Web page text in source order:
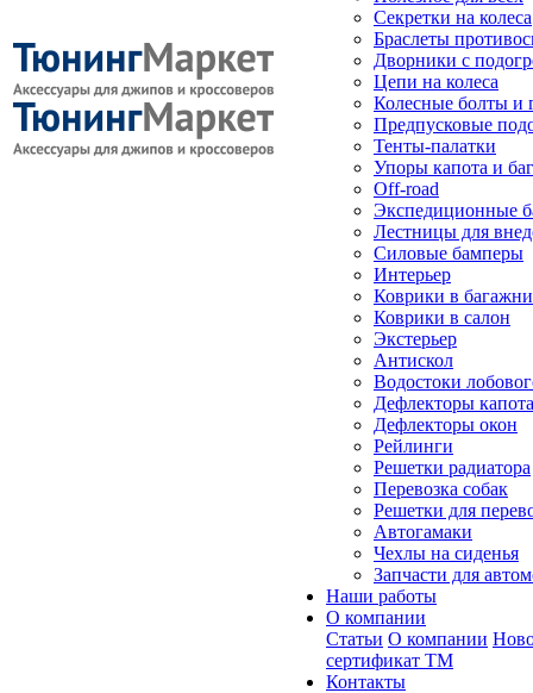
Секретки на колеса
Браслеты
Дворники с
Цепи на колеса
Колесные болты и
Предпусковые
Тенты-палатки
Упоры капота и
Off-road
Экспедиционные
Лестницы для
Силовые бамперы
Интерьер
Коврики в
Коврики в салон
Экстерьер
Антискол
Водостоки
Дефлекторы капота
Дефлекторы окон
Рейлинги
Решетки радиатора
Перевозка собак
Решетки для
Автогамаки
Чехлы на сиденья
Запчасти для
Наши работы
О компании
Статьи О компании
сертификат ТМ
Контакты